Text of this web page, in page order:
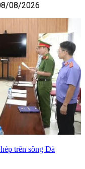
08/2026
trên sông Đà